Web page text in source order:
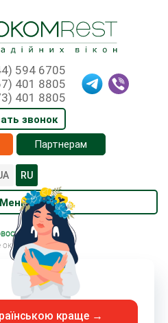
594 6705
401 8805
401 8805
звонок
Партнерам
RU
краще →
Меню
окна!
- ЯРКИЕ
ОКНА!